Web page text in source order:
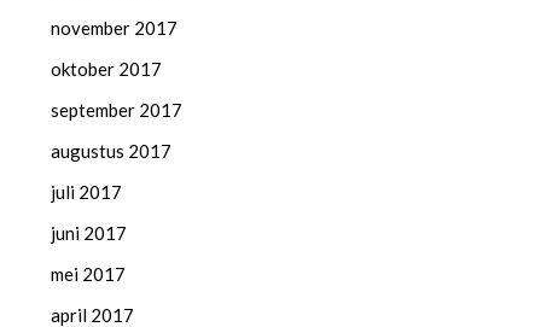
november 2017
oktober 2017
september 2017
augustus 2017
juli 2017
juni 2017
mei 2017
april 2017